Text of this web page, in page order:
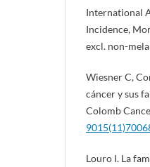
International
Incidence,
excl. non-
Wiesner C,
cáncer y sus
Colomb
Louro I. La